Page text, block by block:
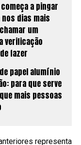
a pingar
dias mais
um
verificação
fazer
papel alumínio
para que serve
mais pessoas
representa